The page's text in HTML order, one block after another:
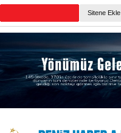
Sitene Ekle